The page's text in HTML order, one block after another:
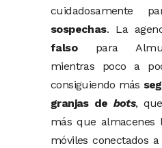
cuidadosamente
sospechas. La
falsopara
mientras poco a
consiguiendo más
granjas de bots,
más que almacenes
móviles conectados